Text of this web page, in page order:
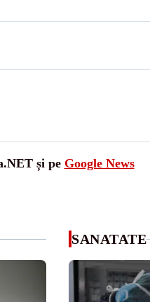
și pe Google News
SANATATE